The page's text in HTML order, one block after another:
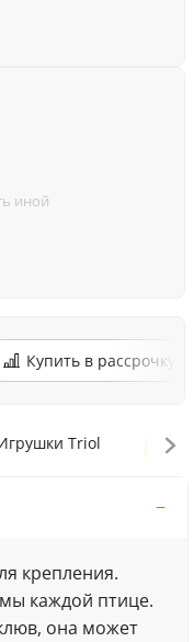
иной
Купить в рассрочку
Triol
крепления.
каждой птице.
она может